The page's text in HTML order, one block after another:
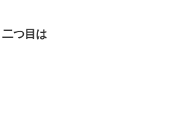
二つ目は